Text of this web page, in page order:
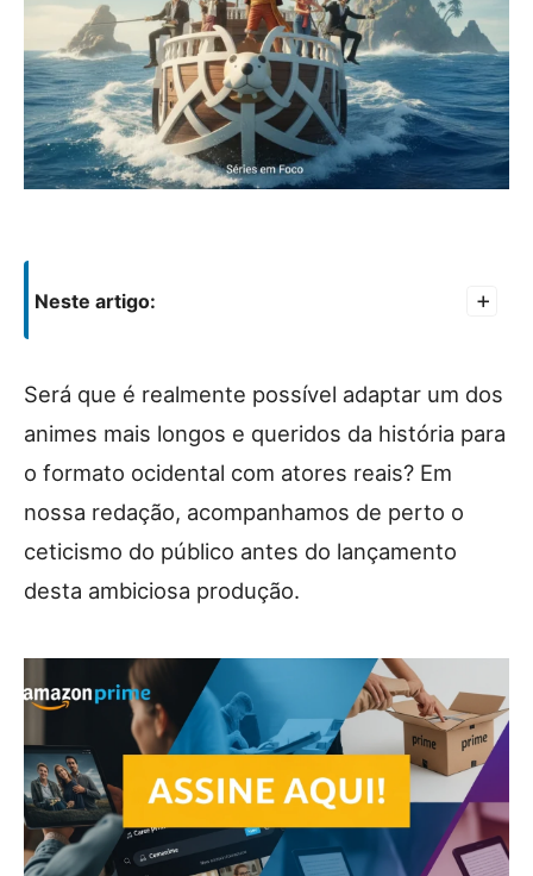
Neste artigo: +
Será que é realmente possível adaptar um dos
animes mais longos e queridos da história para
o formato ocidental com atores reais? Em
nossa redação, acompanhamos de perto o
ceticismo do público antes do lançamento
desta ambiciosa produção.